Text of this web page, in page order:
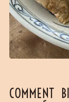
COMMENT